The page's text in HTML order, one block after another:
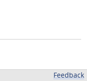
Feedback